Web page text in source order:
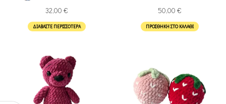
32,00 €
ΔΙΑΒΆΣΤΕ ΠΕΡΙΣΣΌΤΕΡΑ
50,00 €
ΠΡΟΣΘΉΚΗ ΣΤΟ ΚΑΛΆΘΙ